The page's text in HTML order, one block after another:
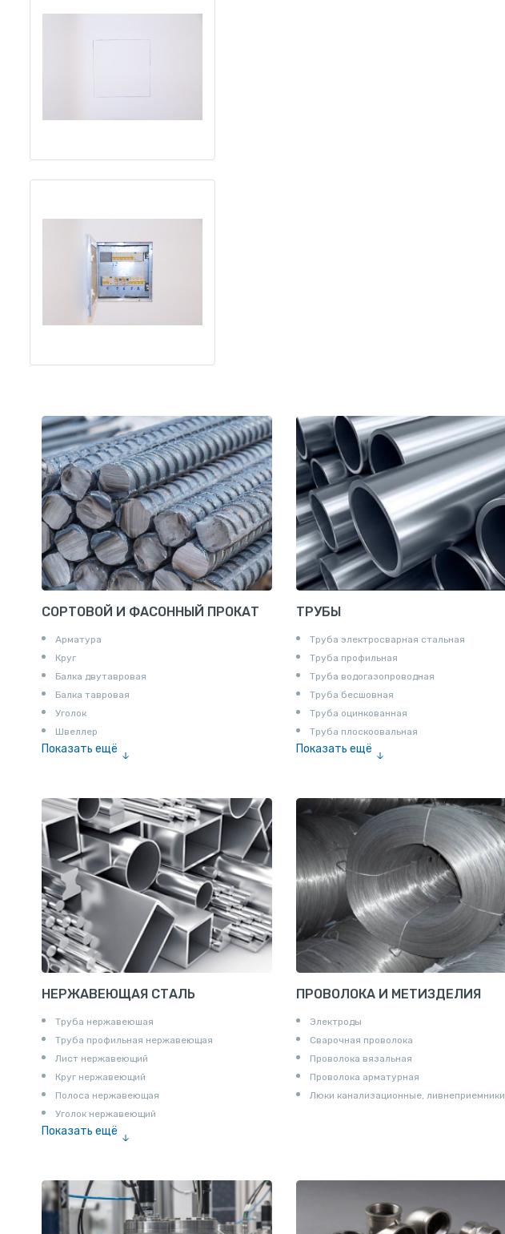
СОРТОВОЙ И ФАСОННЫЙ ПРОКАТ
Арматура
Круг
Балка двутавровая
Балка тавровая
Уголок
Швеллер
Показать ещё
Катанка
Шестигранник
Полособульб
Полукруг
Шпунт Ларсена
ТРУБЫ
Труба электросварная стальная
Труба профильная
Труба водогазопроводная
Труба бесшовная
Труба оцинкованная
Труба плоскоовальная
Показать ещё
НЕРЖАВЕЮЩАЯ СТАЛЬ
Труба нержавеюшая
Труба профильная нержавеющая
Лист нержавеющий
Круг нержавеющий
Полоса нержавеющая
Уголок нержавеющий
Показать ещё
ПРОВОЛОКА И МЕТИЗДЕЛИЯ
Электроды
Сварочная проволока
Проволока вязальная
Проволока арматурная
Люки канализационные, ливнеприемники